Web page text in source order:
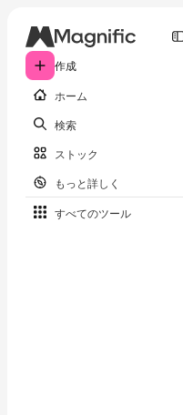
作成
ホーム
検索
ストック
もっと詳しく
すべてのツール